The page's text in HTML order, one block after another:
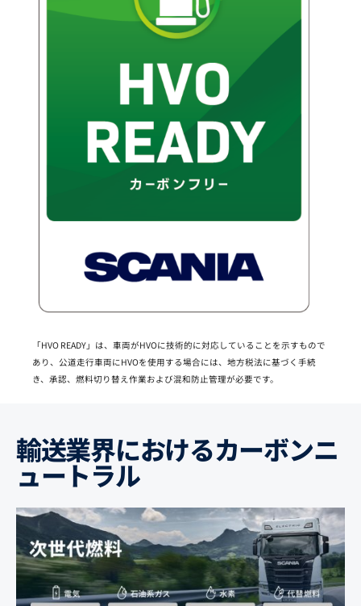
「HVO READY」は、車両がHVOに技術的に対応していることを示すもので
あり、公道走行車両にHVOを使用する場合には、地方税法に基づく手続
き、承認、燃料切り替え作業および混和防止管理が必要です。
輸送業界におけるカーボンニ
ュートラル